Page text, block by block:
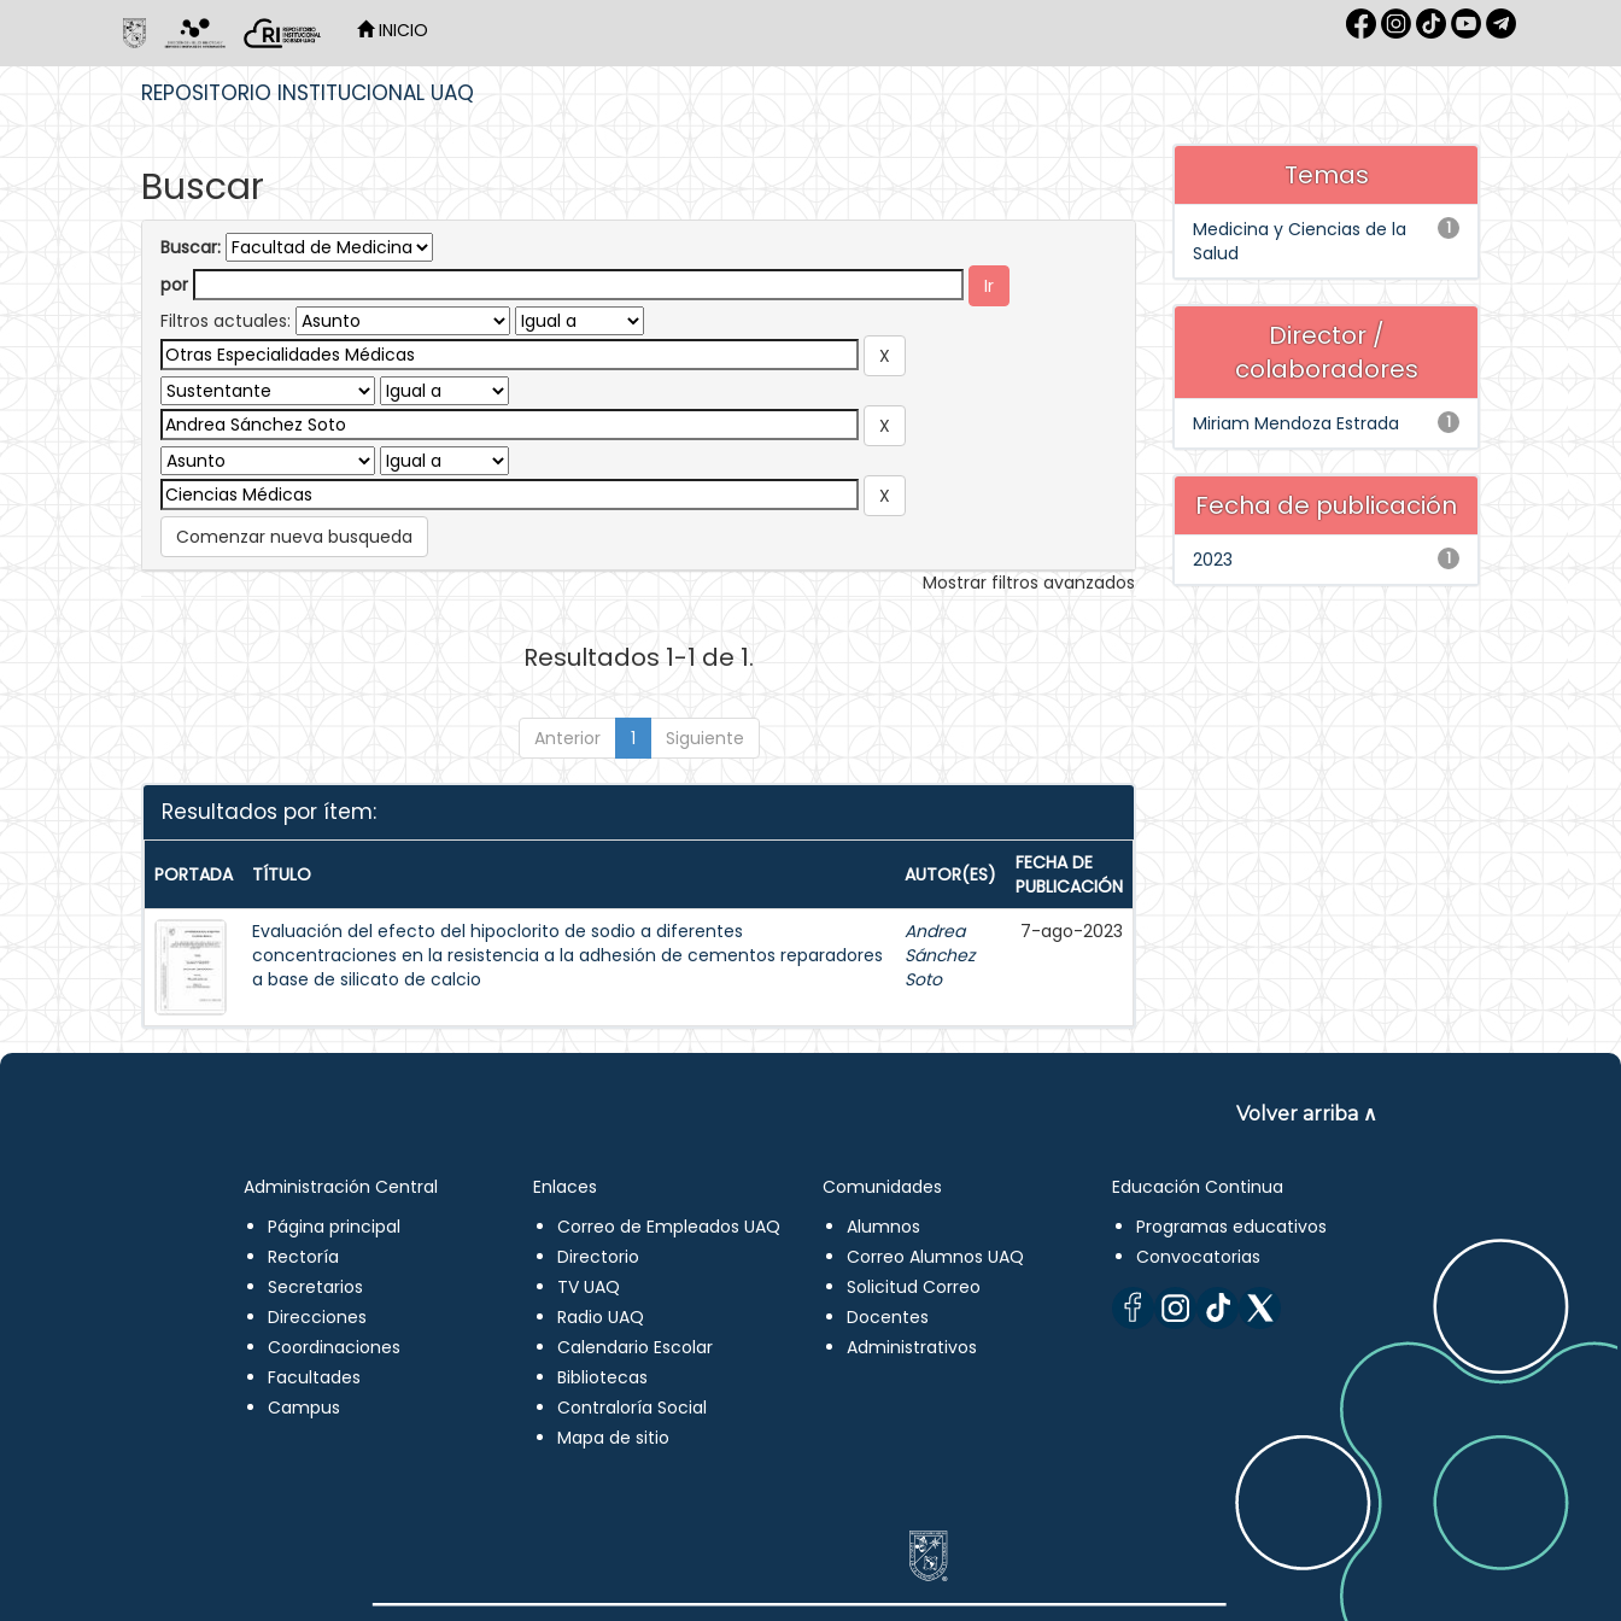
INICIO
REPOSITORIO INSTITUCIONAL UAQ
Buscar
Buscar:
por
Filtros actuales:
Comenzar nueva busqueda
Mostrar filtros avanzados
Resultados 1-1 de 1.
Anterior 1 Siguiente
Resultados por ítem:
PORTADA TÍTULO AUTOR(ES)
FECHA DE
PUBLICACIÓN
Evaluación del efecto del hipoclorito de sodio a diferentes
concentraciones en la resistencia a la adhesión de cementos reparadores
a base de silicato de calcio
Andrea
Sánchez
Soto
7-ago-2023
Temas
1
Medicina y Ciencias de la
Salud
Director /
colaboradores
1
Miriam Mendoza Estrada
Fecha de publicación
1
2023
Volver arriba ∧
Administración Central
Página principal
Rectoría
Secretarios
Direcciones
Coordinaciones
Facultades
Campus
Enlaces
Correo de Empleados UAQ
Directorio
TV UAQ
Radio UAQ
Calendario Escolar
Bibliotecas
Contraloría Social
Mapa de sitio
Comunidades
Alumnos
Correo Alumnos UAQ
Solicitud Correo
Docentes
Administrativos
Educación Continua
Programas educativos
Convocatorias